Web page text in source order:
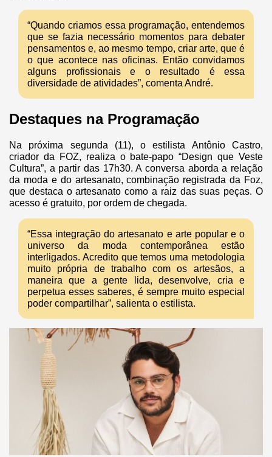
“Quando criamos essa programação, entendemos
que se fazia necessário momentos para debater
pensamentos e, ao mesmo tempo, criar arte, que é
o que acontece nas oficinas. Então convidamos
alguns profissionais e o resultado é essa
diversidade de atividades”, comenta André.
Destaques na Programação
Na próxima segunda (11), o estilista Antônio Castro,
criador da FOZ, realiza o bate-papo “Design que Veste
Cultura”, a partir das 17h30. A conversa aborda a relação
da moda e do artesanato, combinação registrada da Foz,
que destaca o artesanato como a raiz das suas peças. O
acesso é gratuito, por ordem de chegada.
“Essa integração do artesanato e arte popular e o
universo da moda contemporânea estão
interligados. Acredito que temos uma metodologia
muito própria de trabalho com os artesãos, a
maneira que a gente lida, desenvolve, cria e
perpetua esses saberes, é sempre muito especial
poder compartilhar”, salienta o estilista.